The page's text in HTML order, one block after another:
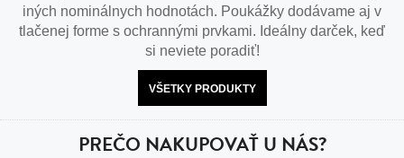
iných nominálnych hodnotách. Poukážky dodávame aj v
tlačenej forme s ochrannými prvkami. Ideálny darček, keď
si neviete poradiť!
VŠETKY PRODUKTY
PREČO NAKUPOVAŤ U NÁS?